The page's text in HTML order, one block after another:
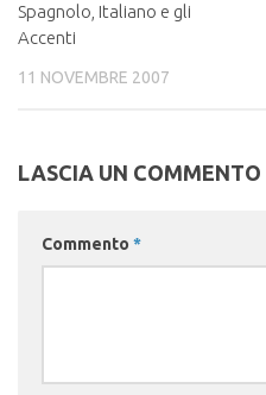
Spagnolo, Italiano e gli
Accenti
11 NOVEMBRE 2007
LASCIA UN COMMENTO
Commento *